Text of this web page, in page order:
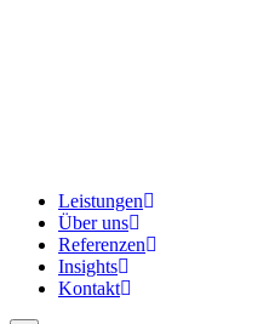
Leistungen
Über uns
Referenzen
Insights
Kontakt